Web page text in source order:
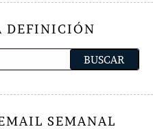
DEFINICIÓN
SEMANAL